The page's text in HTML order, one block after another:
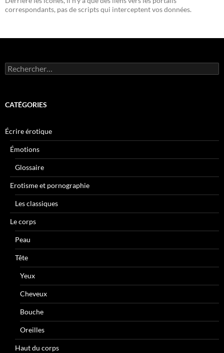
correspondants, pas de scripts qui interceptent vos données.
Rechercher :
CATÉGORIES
Écrire érotique
Émotions
Glossaire
Erotisme et pornographie
Les classiques
Le corps
Peau
Tête
Yeux
Cheveux
Bouche
Oreilles
Haut du corps